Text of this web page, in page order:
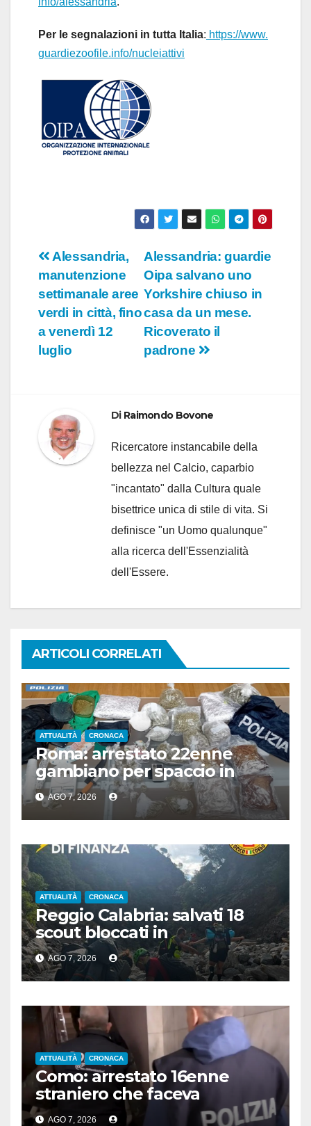
Per le segnalazioni in tutta Italia: https://www.
guardiezoofile.info/nucleiattivi
Navigazione
articoli
Alessandria: guardie
Oipa salvano uno
Yorkshire chiuso in
casa da un mese.
Ricoverato il
padrone
Alessandria,
manutenzione
settimanale aree
verdi in città, fino
a venerdì 12
luglio
Di Raimondo Bovone
Ricercatore instancabile della
bellezza nel Calcio, caparbio
"incantato" dalla Cultura quale
bisettrice unica di stile di vita. Si
definisce "un Uomo qualunque"
alla ricerca dell'Essenzialità
dell'Essere.
ARTICOLI CORRELATI
ATTUALITÀ CRONACA
Roma: arrestato 22enne
gambiano per spaccio in
stazione, aveva 7 Kg di droga
AGO 7, 2026
ATTUALITÀ CRONACA
Reggio Calabria: salvati 18
scout bloccati in
Aspromonte, 2 recuperati in
elicottero
AGO 7, 2026
ATTUALITÀ CRONACA
Como: arrestato 16enne
straniero che faceva
propaganda all’Isis
AGO 7, 2026